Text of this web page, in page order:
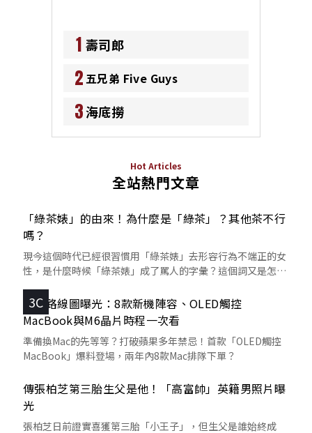
1 壽司郎
2五兄弟 Five Guys
3海底撈
Hot Articles
全站熱門文章
「綠茶婊」的由來！為什麼是「綠茶」？其他茶不行
嗎？
現今這個時代已經很習慣用「綠茶婊」去形容行為不端正的女
性，是什麼時候「綠茶婊」成了罵人的字彙？這個詞又是怎麼
3C
蘋果路線圖曝光：8款新機陣容、OLED觸控
MacBook與M6晶片時程一次看
準備換Mac的先等等？打破蘋果多年禁忌！首款「OLED觸控
MacBook」爆料登場，兩年內8款Mac排隊下單？
傳張柏芝第三胎生父是他！「高富帥」英籍男照片曝
光
張柏芝日前證實喜獲第三胎「小王子」，但生父是誰始終成